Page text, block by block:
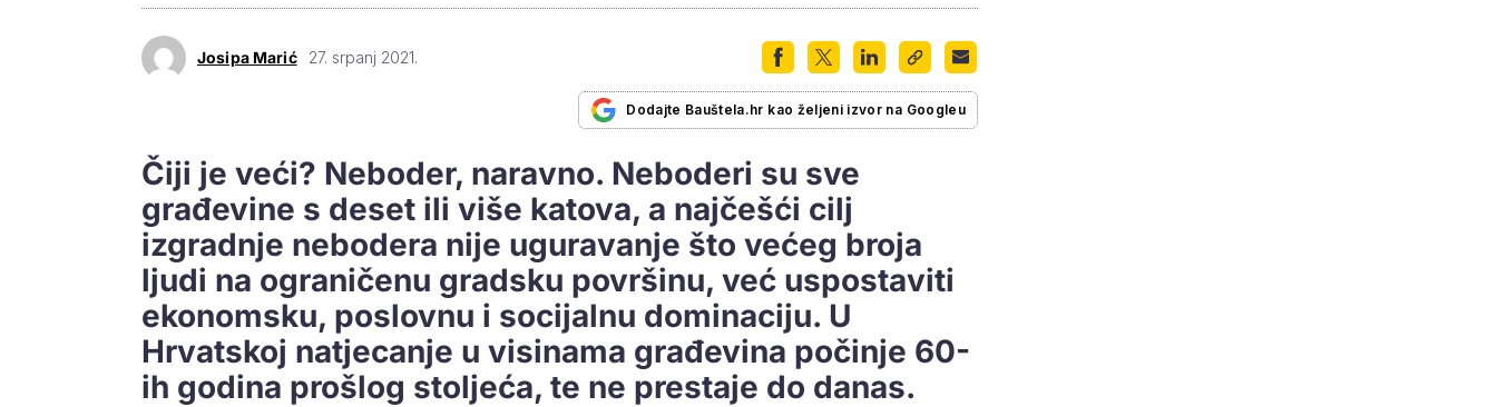
Josipa Marić 27. srpanj 2021.
Dodajte Bauštela.hr kao željeni izvor na Googleu
Čiji je veći? Neboder, naravno. Neboderi su sve
građevine s deset ili više katova, a najčešći cilj
izgradnje nebodera nije uguravanje što većeg broja
ljudi na ograničenu gradsku površinu, već uspostaviti
ekonomsku, poslovnu i socijalnu dominaciju. U
Hrvatskoj natjecanje u visinama građevina počinje 60-
ih godina prošlog stoljeća, te ne prestaje do danas.